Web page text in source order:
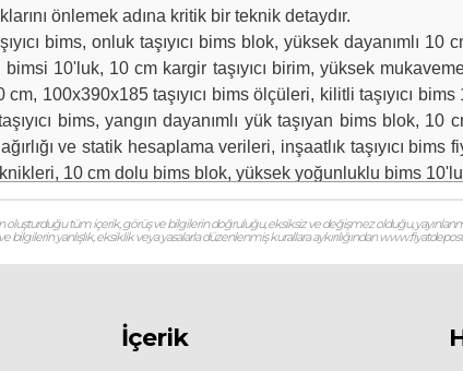
önlemek adına kritik bir teknik detaydır.
bims, onluk taşıyıcı bims blok, yüksek dayanımlı
bimsi 10'luk, 10 cm kargir taşıyıcı birim, yüksek
100x390x185 taşıyıcı bims ölçüleri, kilitli taşıyıcı
bims, yangın dayanımlı yük taşıyan bims blok,
ve statik hesaplama verileri, inşaatlık taşıyıcı
10 cm dolu bims blok, yüksek yoğunluklu bims
beton duvar blokları (TS EN 771-3+A1) (Karakteristik
oluşturduğu tüm içerik, görüş ve bilgilerin doğruluğu, eksiksiz ve değişmez olduğu,
bilgilerin yanlışlık, eksiklik veya yasalarla düzenlenmiş kurallara aykırılığından
İçerik